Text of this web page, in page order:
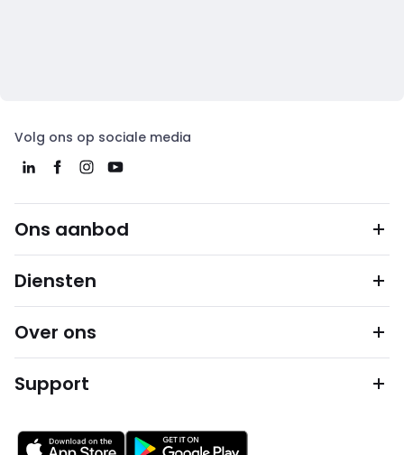
Volg ons op sociale media
Ons aanbod
Diensten
Over ons
Support